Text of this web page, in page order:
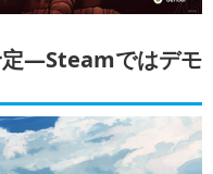
定―Steamではデモ